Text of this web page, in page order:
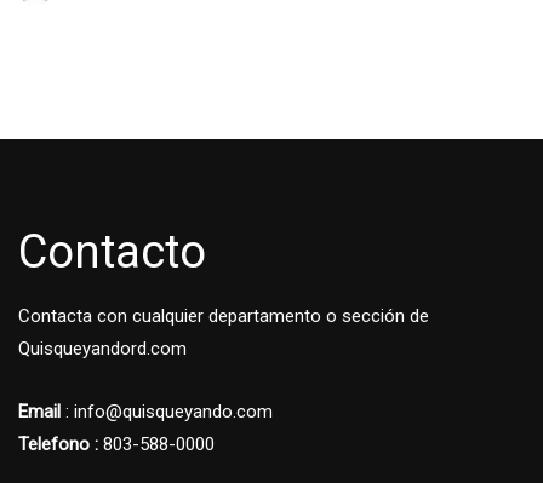
Contacto
Contacta con cualquier departamento o sección de
Quisqueyandord.com
Email : info@quisqueyando.com
Telefono : 803-588-0000